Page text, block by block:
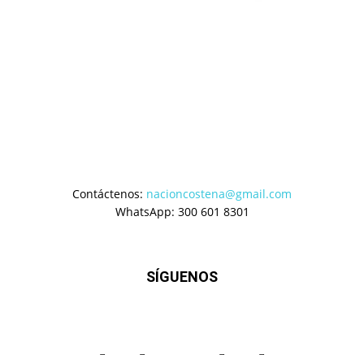
Contáctenos: nacioncostena@gmail.com
WhatsApp: 300 601 8301
SÍGUENOS